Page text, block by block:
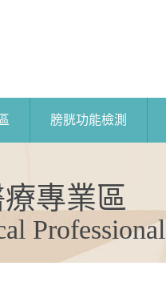
膀胱功能檢測
專業區
Professional